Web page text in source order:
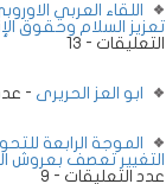
اللقاء العربي
تعزيز السلام وحقوق
التعليقات - 13
ابو العز الحريرى -
الموجة الرابعة
التغيير تعصف بعروش
عدد التعليقات - 9